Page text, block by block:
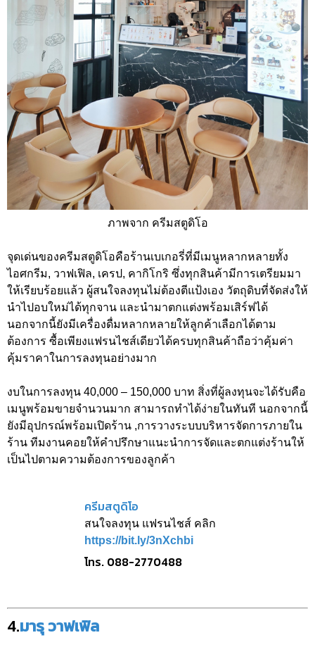
ภาพจาก ครีมสตูดิโอ
จุดเด่นของครีมสตูดิโอคือร้านเบเกอรี่ที่มีเมนูหลากหลายทั้ง
ไอศกรีม, วาฟเฟิล, เครป, คากิโกริ ซึ่งทุกสินค้ามีการเตรียมมา
ให้เรียบร้อยแล้ว ผู้สนใจลงทุนไม่ต้องตีแป้งเอง วัตถุดิบที่จัดส่งให้
นำไปอบใหม่ได้ทุกจาน และนำมาตกแต่งพร้อมเสิร์ฟได้
นอกจากนี้ยังมีเครื่องดื่มหลากหลายให้ลูกค้าเลือกได้ตาม
ต้องการ ซื้อเพียงแฟรนไชส์เดียวได้ครบทุกสินค้าถือว่าคุ้มค่า
คุ้มราคาในการลงทุนอย่างมาก
งบในการลงทุน 40,000 – 150,000 บาท สิ่งที่ผู้ลงทุนจะได้รับคือ
เมนูพร้อมขายจำนวนมาก สามารถทำได้ง่ายในทันที นอกจากนี้
ยังมีอุปกรณ์พร้อมเปิดร้าน ,การวางระบบบริหารจัดการภายใน
ร้าน ทีมงานคอยให้คำปรึกษาแนะนำการจัดและตกแต่งร้านให้
เป็นไปตามความต้องการของลูกค้า
ครีมสตูดิโอ
สนใจลงทุน แฟรนไชส์ คลิก
https://bit.ly/3nXchbi
โทร. 088-2770488
4.มารุ วาฟเฟิล